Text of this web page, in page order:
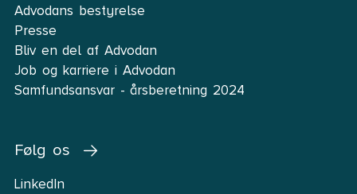
Advodans bestyrelse
Presse
Bliv en del af Advodan
Job og karriere i Advodan
Samfundsansvar - årsberetning 2024
Følg os
LinkedIn